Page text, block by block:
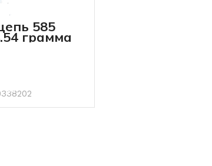
585
грамма